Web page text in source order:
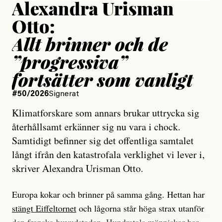
Alexandra Urisman
Otto:
Allt brinner och de
”progressiva”
fortsätter som vanligt
#50/2026Signerat
Klimatforskare som annars brukar uttrycka sig
återhållsamt erkänner sig nu vara i chock.
Samtidigt befinner sig det offentliga samtalet
långt ifrån den katastrofala verklighet vi lever i,
skriver Alexandra Urisman Otto.
Europa kokar och brinner på samma gång. Hettan har
stängt Eiffeltornet och lågorna står höga strax utanför